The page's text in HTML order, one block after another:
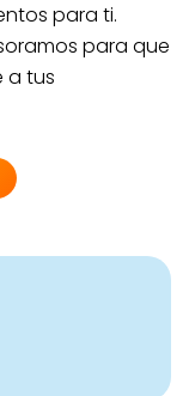
para ti.
para que
a tus